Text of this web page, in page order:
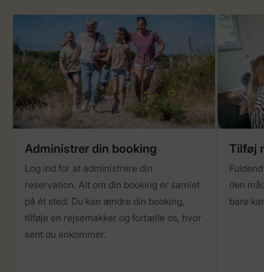
Administrer din booking
Log ind for at administrere din
reservation. Alt om din booking er samlet
på ét sted. Du kan ændre din booking,
tilføje en rejsemakker og fortælle os, hvor
sent du ankommer.
Tilføj
den
bare